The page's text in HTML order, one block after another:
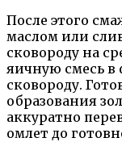
После этого
маслом или
сковороду на
яичную смесь в
сковороду.
образования
аккуратно
омлет до